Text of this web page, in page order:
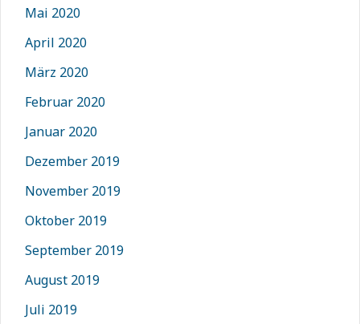
Mai 2020
April 2020
März 2020
Februar 2020
Januar 2020
Dezember 2019
November 2019
Oktober 2019
September 2019
August 2019
Juli 2019